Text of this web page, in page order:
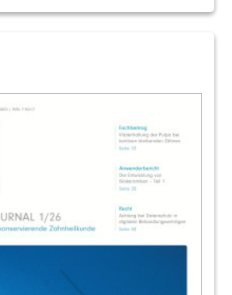
für Innovative Zahnmedizin
gut: Neue Fortbildungen